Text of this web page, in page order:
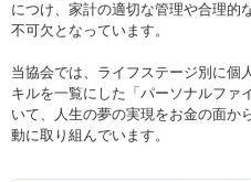
個人会員の皆様へ
日本FP協会について
パーソナルファイナンス教育につ
につけ、家計の適切な管理や合理的
不可欠となっています。
当協会では、ライフステージ別に個
キルを一覧にした「パーソナルファ
いて、人生の夢の実現をお金の面か
動に取り組んでいます。